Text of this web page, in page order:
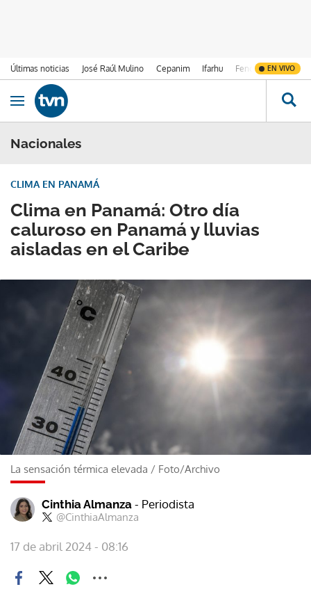
Últimas noticias José Raúl Mulino Cepanim Ifarhu Fenómeno de El
EN VIVO
Ir al contenido
Obrir navegació
Nacionales
Clima en Panamá: Otro día
caluroso en Panamá y lluvias
aisladas en el Caribe
CLIMA EN PANAMÁ
La sensación térmica elevada / Foto/Archivo
Cinthia Almanza - Periodista
@CinthiaAlmanza
17 de abril 2024 - 08:16